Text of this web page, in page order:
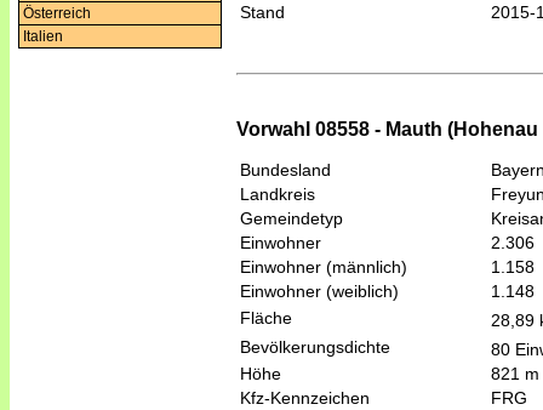
Österreich
Italien
Stand
2015-
Vorwahl 08558 - Mauth
Bundesland
Landkreis
Gemeindetyp
Einwohner
2.306
Einwohner (männlich)
1.158
Einwohner (weiblich)
1.148
Fläche
28,89
Bevölkerungsdichte
80
Höhe
821 m
Kfz-Kennzeichen
FRG